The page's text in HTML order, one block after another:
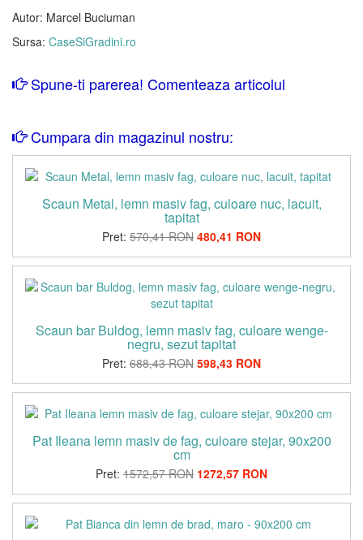
Autor: Marcel Buciuman
Sursa: CaseSiGradini.ro
Spune-ti parerea! Comenteaza articolul
Cumpara din magazinul nostru:
Scaun Metal, lemn masiv fag, culoare nuc, lacuit,
tapitat
Pret: 570,41 RON 480,41 RON
Scaun bar Buldog, lemn masiv fag, culoare wenge-
negru, sezut tapitat
Pret: 688,43 RON 598,43 RON
Pat Ileana lemn masiv de fag, culoare stejar, 90x200
cm
Pret: 1572,57 RON 1272,57 RON